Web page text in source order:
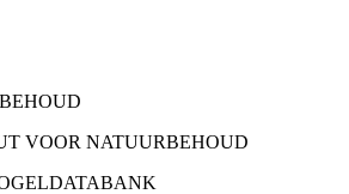
VOOR NATUURBEHOUD